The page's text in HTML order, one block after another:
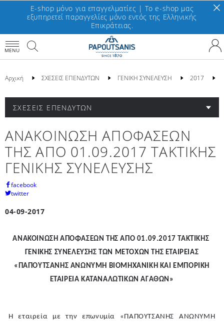
E-shop μόνο για επαγγελματίες | To e-shop μας
εξυπηρετεί παραγγελίες μόνο εντός της Ελληνικής
Επικράτειας.
MENU
Αρχική ΣΧΕΣΕΙΣ ΕΠΕΝΔΥΤΩΝ ΓΕΝΙΚΗ ΣΥΝΕΛΕΥΣΗ 2017
ΣΧΕΣΕΙΣ ΕΠΕΝΔΥΤΩΝ
ΑΝΑΚΟΙΝΩΣΗ ΑΠΟΦΑΣΕΩΝ
ΤΗΣ ΑΠΟ 01.09.2017 ΤΑΚΤΙΚΗΣ
ΓΕΝΙΚΗΣ ΣΥΝΕΛΕΥΣΗΣ
facebook
twitter
04-09-2017
ΑΝΑΚΟΙΝΩΣΗ ΑΠΟΦΑΣΕΩΝ ΤΗΣ ΑΠΟ 01.09.2017 ΤΑΚΤΙΚΗΣ
ΓΕΝΙΚΗΣ ΣΥΝΕΛΕΥΣΗΣ ΤΩΝ ΜΕΤΟΧΩΝ ΤΗΣ ΕΤΑΙΡΕΙΑΣ
«ΠΑΠΟΥΤΣΑΝΗΣ ΑΝΩΝΥΜΗ ΒΙΟΜΗΧΑΝΙΚΗ ΚΑΙ ΕΜΠΟΡΙΚΗ
ΕΤΑΙΡΕΙΑ ΚΑΤΑΝΑΛΩΤΙΚΩΝ ΑΓΑΘΩΝ»
Η εταιρεία με την επωνυμία «ΠΑΠΟΥΤΣΑΝΗΣ ΑΝΩΝΥΜΗ